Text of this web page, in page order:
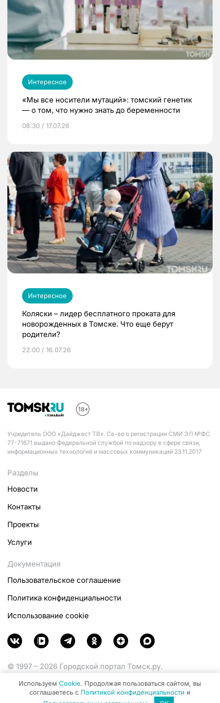
Интересное
«Мы все носители мутаций»: томский генетик
— о том, что нужно знать до беременности
08:30 / 17.07.26
Интересное
Коляски – лидер бесплатного проката для
новорожденных в Томске. Что еще берут
родители?
22:00 / 16.07.26
Учредитель ООО «Дайджест ТВ». Св-во о регистрации СМИ ЭЛ №ФС
77-71671 выдано Федеральной службой по надзору в сфере связи,
информационных технологий и массовых коммуникаций 23.11.2017
Разделы
Новости
Контакты
Проекты
Услуги
Документация
Пользовательское соглашение
Политика конфиденциальности
Использование cookie
© 1997 – 2026 Городской портал Томск.ру.
Министерства цифрового развития, связи и массовых
коммуникаций Российской Федерации.
Используем Cookie. Продолжая пользоваться сайтом, вы
соглашаетесь с Политикой конфиденциальности и